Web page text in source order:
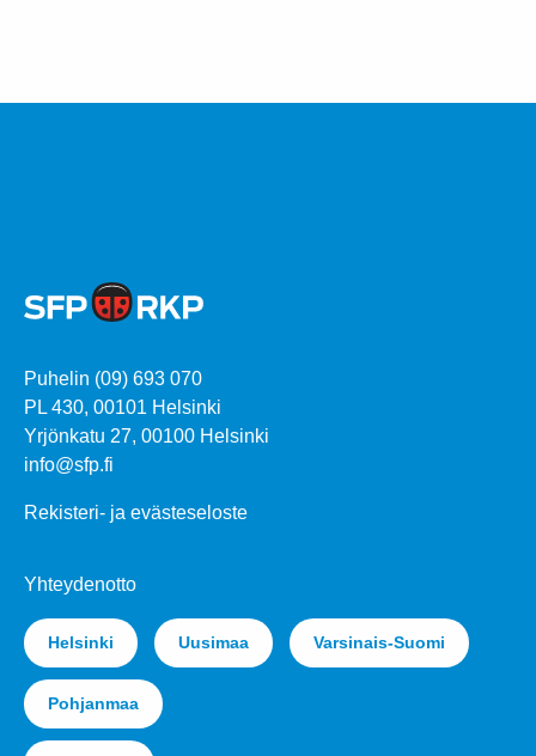
Puhelin (09) 693 070
PL 430, 00101 Helsinki
Yrjönkatu 27, 00100 Helsinki
info@sfp.fi
Rekisteri- ja evästeseloste
Yhteydenotto
Helsinki Uusimaa Varsinais-Suomi
Pohjanmaa